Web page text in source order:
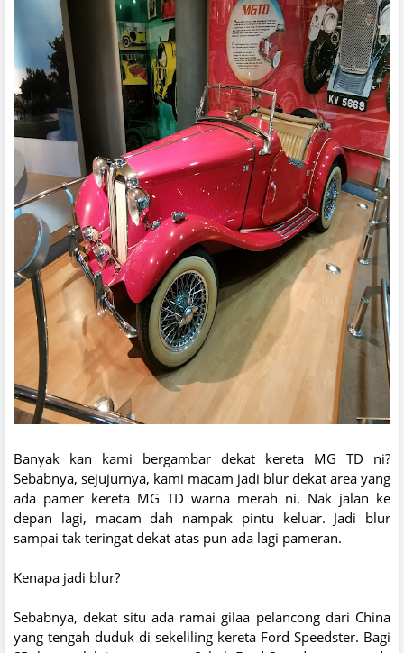
Banyak kan kami bergambar dekat kereta MG TD ni?
Sebabnya, sejujurnya, kami macam jadi blur dekat area yang
ada pamer kereta MG TD warna merah ni. Nak jalan ke
depan lagi, macam dah nampak pintu keluar. Jadi blur
sampai tak teringat dekat atas pun ada lagi pameran.
Kenapa jadi blur?
Sebabnya, dekat situ ada ramai gilaa pelancong dari China
yang tengah duduk di sekeliling kereta Ford Speedster. Bagi